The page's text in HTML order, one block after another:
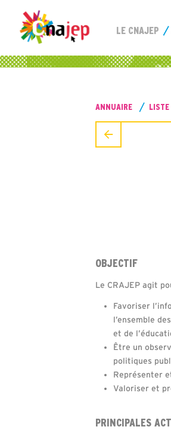
LE CNAJEP
ANNUAIRE LISTE
OBJECTIF
Le CRAJEP agit
Favoriser
l’ensemble
et de
Être un
politiques
Représenter
Valoriser et
PRINCIPALES